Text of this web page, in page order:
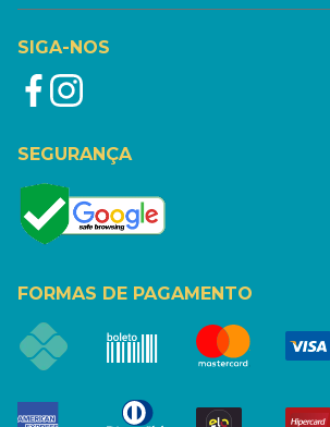
SIGA-NOS
SEGURANÇA
FORMAS DE PAGAMENTO